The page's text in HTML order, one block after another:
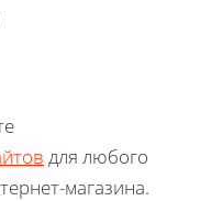
для любого
магазина.